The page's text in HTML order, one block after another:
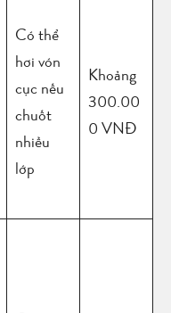
Có thể
hơi vón
cục nếu
chuốt
nhiều
lớp
Khoảng
300.00
0 VNĐ